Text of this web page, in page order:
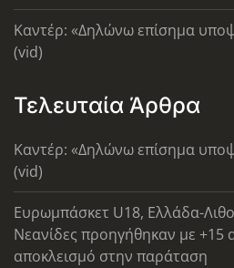
Καντέρ: «Δηλώνω επίσημα
(vid)
Τελευταία Άρθρα
Καντέρ: «Δηλώνω επίσημα
(vid)
Ευρωμπάσκετ U18, Ελλάδα-
Νεανίδες προηγήθηκαν με +15
αποκλεισμό στην παράταση